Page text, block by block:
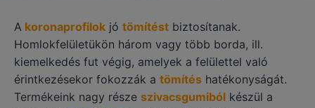
A koronaprofilok jó tömítést biztosítanak.
Homlokfelületükön három vagy több borda, ill.
kiemelkedés fut végig, amelyek a felülettel való
érintkezésekor fokozzák a tömítés hatékonyságát.
Termékeink nagy része szivacsgumiból készül a